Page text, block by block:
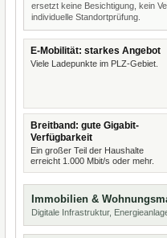
ersetzt keine Besichtigung, kein
individuelle Standortprüfung.
E-Mobilität: starkes Angebot
Viele Ladepunkte im PLZ-Gebiet.
Breitband: gute Gigabit-
Verfügbarkeit
Ein großer Teil der Haushalte
erreicht 1.000 Mbit/s oder mehr.
Immobilien &
Digitale Infrastruktur,